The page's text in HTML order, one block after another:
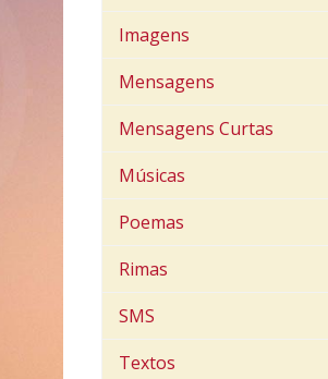
Imagens
Mensagens
Mensagens Curtas
Músicas
Poemas
Rimas
SMS
Textos